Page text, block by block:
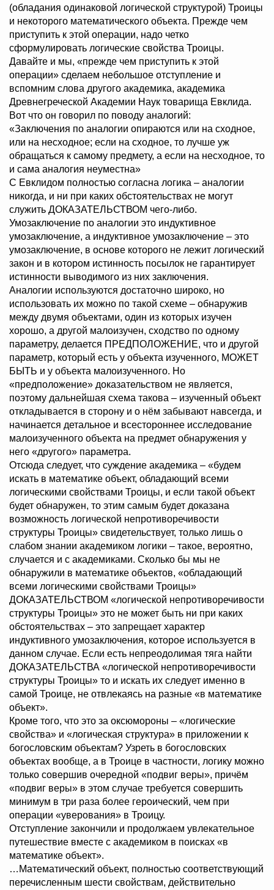
(обладания одинаковой логической структурой) Троицы
и некоторого математического объекта. Прежде чем
приступить к этой операции, надо четко
сформулировать логические свойства Троицы.
Давайте и мы, «прежде чем приступить к этой
операции» сделаем небольшое отступление и
вспомним слова другого академика, академика
Древнегреческой Академии Наук товарища Евклида.
Вот что он говорил по поводу аналогий:
«Заключения по аналогии опираются или на сходное,
или на несходное; если на сходное, то лучше уж
обращаться к самому предмету, а если на несходное, то
и сама аналогия неуместна»
С Евклидом полностью согласна логика – аналогии
никогда, и ни при каких обстоятельствах не могут
служить ДОКАЗАТЕЛЬСТВОМ чего-либо.
Умозаключение по аналогии это индуктивное
умозаключение, а индуктивное умозаключение – это
умозаключение, в основе которого не лежит логический
закон и в котором истинность посылок не гарантирует
истинности выводимого из них заключения.
Аналогии используются достаточно широко, но
использовать их можно по такой схеме – обнаружив
между двумя объектами, один из которых изучен
хорошо, а другой малоизучен, сходство по одному
параметру, делается ПРЕДПОЛОЖЕНИЕ, что и другой
параметр, который есть у объекта изученного, МОЖЕТ
БЫТЬ и у объекта малоизученного. Но
«предположение» доказательством не является,
поэтому дальнейшая схема такова – изученный объект
откладывается в сторону и о нём забывают навсегда, и
начинается детальное и всестороннее исследование
малоизученного объекта на предмет обнаружения у
него «другого» параметра.
Отсюда следует, что суждение академика – «будем
искать в математике объект, обладающий всеми
логическими свойствами Троицы, и если такой объект
будет обнаружен, то этим самым будет доказана
возможность логической непротиворечивости
структуры Троицы» свидетельствует, только лишь о
слабом знании академиком логики – такое, вероятно,
случается и с академиками. Сколько бы мы не
обнаружили в математике объектов, «обладающий
всеми логическими свойствами Троицы»
ДОКАЗАТЕЛЬСТВОМ «логической непротиворечивости
структуры Троицы» это не может быть ни при каких
обстоятельствах – это запрещает характер
индуктивного умозаключения, которое используется в
данном случае. Если есть непреодолимая тяга найти
ДОКАЗАТЕЛЬСТВА «логической непротиворечивости
структуры Троицы» то и искать их следует именно в
самой Троице, не отвлекаясь на разные «в математике
объект».
Кроме того, что это за оксюмороны – «логические
свойства» и «логическая структура» в приложении к
богословским объектам? Узреть в богословских
объектах вообще, а в Троице в частности, логику можно
только совершив очередной «подвиг веры», причём
«подвиг веры» в этом случае требуется совершить
минимум в три раза более героический, чем при
операции «уверования» в Троицу.
Отступление закончили и продолжаем увлекательное
путешествие вместе с академиком в поисках «в
математике объект».
…Математический объект, полностью соответствующий
перечисленным шести свойствам, действительно